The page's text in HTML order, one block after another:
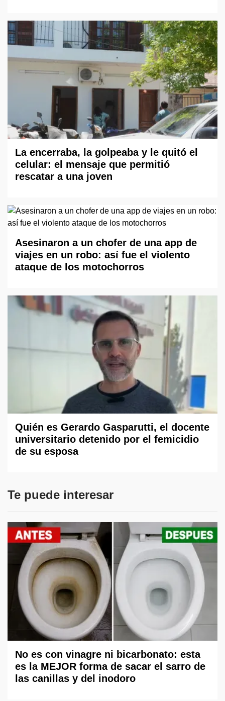
La encerraba, la golpeaba y le quitó el
celular: el mensaje que permitió
rescatar a una joven
Asesinaron a un chofer de una app de
viajes en un robo: así fue el violento
ataque de los motochorros
Quién es Gerardo Gasparutti, el docente
universitario detenido por el femicidio
de su esposa
Te puede interesar
No es con vinagre ni bicarbonato: esta
es la MEJOR forma de sacar el sarro de
las canillas y del inodoro